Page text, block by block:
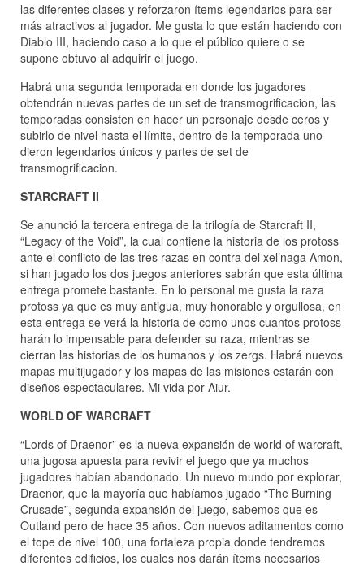
las diferentes clases y reforzaron ítems legendarios para ser
más atractivos al jugador. Me gusta lo que están haciendo con
Diablo III, haciendo caso a lo que el público quiere o se
supone obtuvo al adquirir el juego.
Habrá una segunda temporada en donde los jugadores
obtendrán nuevas partes de un set de transmogrificacion, las
temporadas consisten en hacer un personaje desde ceros y
subirlo de nivel hasta el límite, dentro de la temporada uno
dieron legendarios únicos y partes de set de
transmogrificacion.
STARCRAFT II
Se anunció la tercera entrega de la trilogía de Starcraft II,
“Legacy of the Void”, la cual contiene la historia de los protoss
ante el conflicto de las tres razas en contra del xel’naga Amon,
si han jugado los dos juegos anteriores sabrán que esta última
entrega promete bastante. En lo personal me gusta la raza
protoss ya que es muy antigua, muy honorable y orgullosa, en
esta entrega se verá la historia de como unos cuantos protoss
harán lo impensable para defender su raza, mientras se
cierran las historias de los humanos y los zergs. Habrá nuevos
mapas multijugador y los mapas de las misiones estarán con
diseños espectaculares. Mi vida por Aiur.
WORLD OF WARCRAFT
“Lords of Draenor” es la nueva expansión de world of warcraft,
una jugosa apuesta para revivir el juego que ya muchos
jugadores habían abandonado. Un nuevo mundo por explorar,
Draenor, que la mayoría que habíamos jugado “The Burning
Crusade”, segunda expansión del juego, sabemos que es
Outland pero de hace 35 años. Con nuevos aditamentos como
el tope de nivel 100, una fortaleza propia donde tendremos
diferentes edificios, los cuales nos darán ítems necesarios